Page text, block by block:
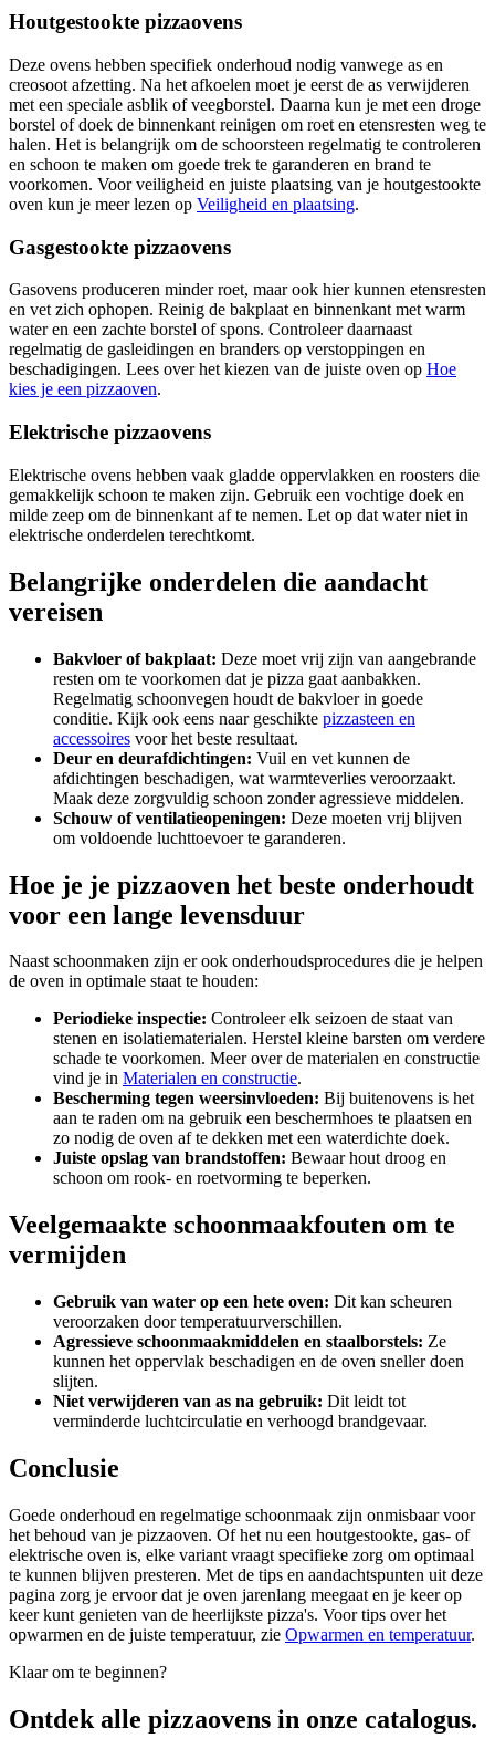
Houtgestookte pizzaovens
Deze ovens hebben specifiek onderhoud nodig vanwege as en
creosoot afzetting. Na het afkoelen moet je eerst de as verwijderen
met een speciale asblik of veegborstel. Daarna kun je met een droge
borstel of doek de binnenkant reinigen om roet en etensresten weg te
halen. Het is belangrijk om de schoorsteen regelmatig te controleren
en schoon te maken om goede trek te garanderen en brand te
voorkomen. Voor veiligheid en juiste plaatsing van je houtgestookte
oven kun je meer lezen op Veiligheid en plaatsing.
Gasgestookte pizzaovens
Gasovens produceren minder roet, maar ook hier kunnen etensresten
en vet zich ophopen. Reinig de bakplaat en binnenkant met warm
water en een zachte borstel of spons. Controleer daarnaast
regelmatig de gasleidingen en branders op verstoppingen en
beschadigingen. Lees over het kiezen van de juiste oven op Hoe
kies je een pizzaoven.
Elektrische pizzaovens
Elektrische ovens hebben vaak gladde oppervlakken en roosters die
gemakkelijk schoon te maken zijn. Gebruik een vochtige doek en
milde zeep om de binnenkant af te nemen. Let op dat water niet in
elektrische onderdelen terechtkomt.
Belangrijke onderdelen die aandacht
vereisen
Bakvloer of bakplaat: Deze moet vrij zijn van aangebrande
resten om te voorkomen dat je pizza gaat aanbakken.
Regelmatig schoonvegen houdt de bakvloer in goede
conditie. Kijk ook eens naar geschikte pizzasteen en
accessoires voor het beste resultaat.
Deur en deurafdichtingen: Vuil en vet kunnen de
afdichtingen beschadigen, wat warmteverlies veroorzaakt.
Maak deze zorgvuldig schoon zonder agressieve middelen.
Schouw of ventilatieopeningen: Deze moeten vrij blijven
om voldoende luchttoevoer te garanderen.
Hoe je je pizzaoven het beste onderhoudt
voor een lange levensduur
Naast schoonmaken zijn er ook onderhoudsprocedures die je helpen
de oven in optimale staat te houden:
Periodieke inspectie: Controleer elk seizoen de staat van
stenen en isolatiematerialen. Herstel kleine barsten om verdere
schade te voorkomen. Meer over de materialen en constructie
vind je in Materialen en constructie.
Bescherming tegen weersinvloeden: Bij buitenovens is het
aan te raden om na gebruik een beschermhoes te plaatsen en
zo nodig de oven af te dekken met een waterdichte doek.
Juiste opslag van brandstoffen: Bewaar hout droog en
schoon om rook- en roetvorming te beperken.
Veelgemaakte schoonmaakfouten om te
vermijden
Gebruik van water op een hete oven: Dit kan scheuren
veroorzaken door temperatuurverschillen.
Agressieve schoonmaakmiddelen en staalborstels: Ze
kunnen het oppervlak beschadigen en de oven sneller doen
slijten.
Niet verwijderen van as na gebruik: Dit leidt tot
verminderde luchtcirculatie en verhoogd brandgevaar.
Conclusie
Goede onderhoud en regelmatige schoonmaak zijn onmisbaar voor
het behoud van je pizzaoven. Of het nu een houtgestookte, gas- of
elektrische oven is, elke variant vraagt specifieke zorg om optimaal
te kunnen blijven presteren. Met de tips en aandachtspunten uit deze
pagina zorg je ervoor dat je oven jarenlang meegaat en je keer op
keer kunt genieten van de heerlijkste pizza's. Voor tips over het
opwarmen en de juiste temperatuur, zie Opwarmen en temperatuur.
Klaar om te beginnen?
Ontdek alle pizzaovens in onze catalogus.